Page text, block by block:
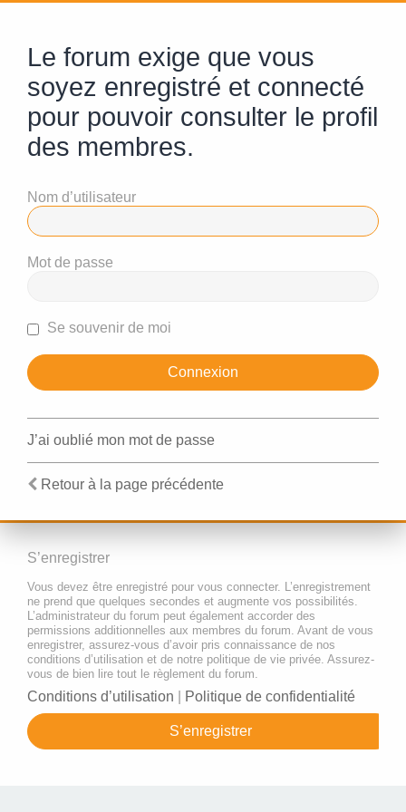
Le forum exige que vous
soyez enregistré et connecté
pour pouvoir consulter le profil
des membres.
Nom d’utilisateur
Mot de passe
Se souvenir de moi
J’ai oublié mon mot de passe
Retour à la page précédente
S’enregistrer
Vous devez être enregistré pour vous connecter. L’enregistrement
ne prend que quelques secondes et augmente vos possibilités.
L’administrateur du forum peut également accorder des
permissions additionnelles aux membres du forum. Avant de vous
enregistrer, assurez-vous d’avoir pris connaissance de nos
conditions d’utilisation et de notre politique de vie privée. Assurez-
vous de bien lire tout le règlement du forum.
Conditions d’utilisation Politique de confidentialité
S’enregistrer